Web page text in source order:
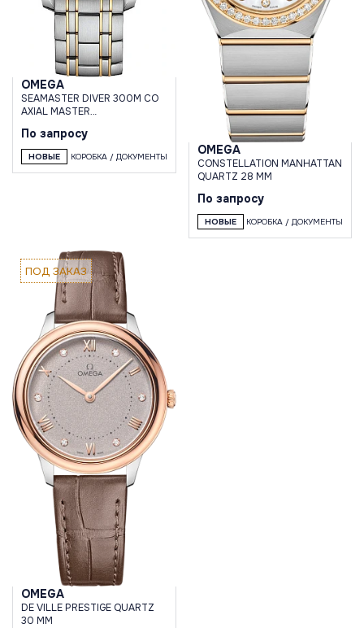
OMEGA
SEAMASTER DIVER 300M CO
AXIAL MASTER
WATCH
По запросу
НОВЫЕ КОРОБКА / ДОКУМЕНТЫ OMEGA
CONSTELLATION MANHATTAN
QUARTZ 28 MM
По запросу
НОВЫЕ КОРОБКА / ДОКУМЕНТЫ
ПОД ЗАКАЗ
OMEGA
DE VILLE PRESTIGE QUARTZ
30 MM